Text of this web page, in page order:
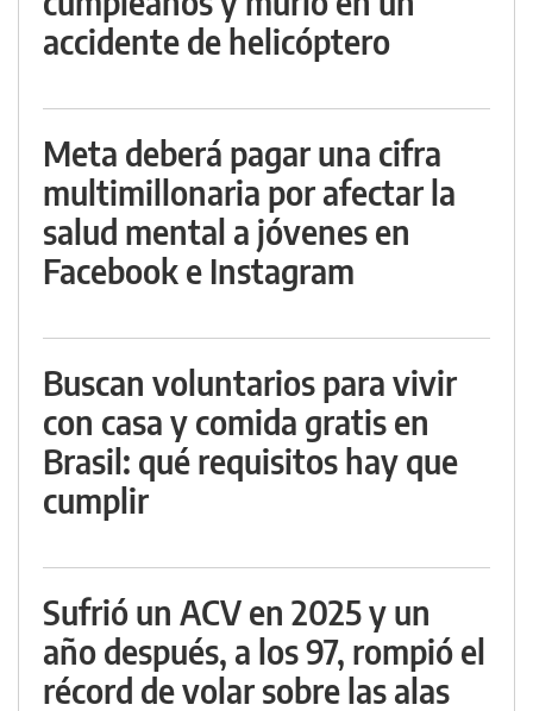
accidente de helicóptero
Meta deberá pagar una cifra
multimillonaria por afectar la
salud mental a jóvenes en
Facebook e Instagram
Buscan voluntarios para vivir
con casa y comida gratis en
Brasil: qué requisitos hay que
cumplir
Sufrió un ACV en 2025 y un
año después, a los 97, rompió el
récord de volar sobre las alas